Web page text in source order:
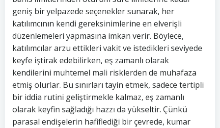
geniş bir yelpazede seçenekler sunarak, her
katılımcının kendi gereksinimlerine en elverişli
düzenlemeleri yapmasına imkan verir. Böylece,
katılımcılar arzu ettikleri vakit ve istedikleri seviyede
keyfe iştirak edebilirken, eş zamanlı olarak
kendilerini muhtemel mali risklerden de muhafaza
etmiş olurlar. Bu sınırları tayin etmek, sadece tertipli
bir iddia rutini geliştirmekle kalmaz, eş zamanlı
olarak keyfin sağladığı hazzı da yükseltir. Çünkü
parasal endişelerin hafiflediği bir çevrede, kumar